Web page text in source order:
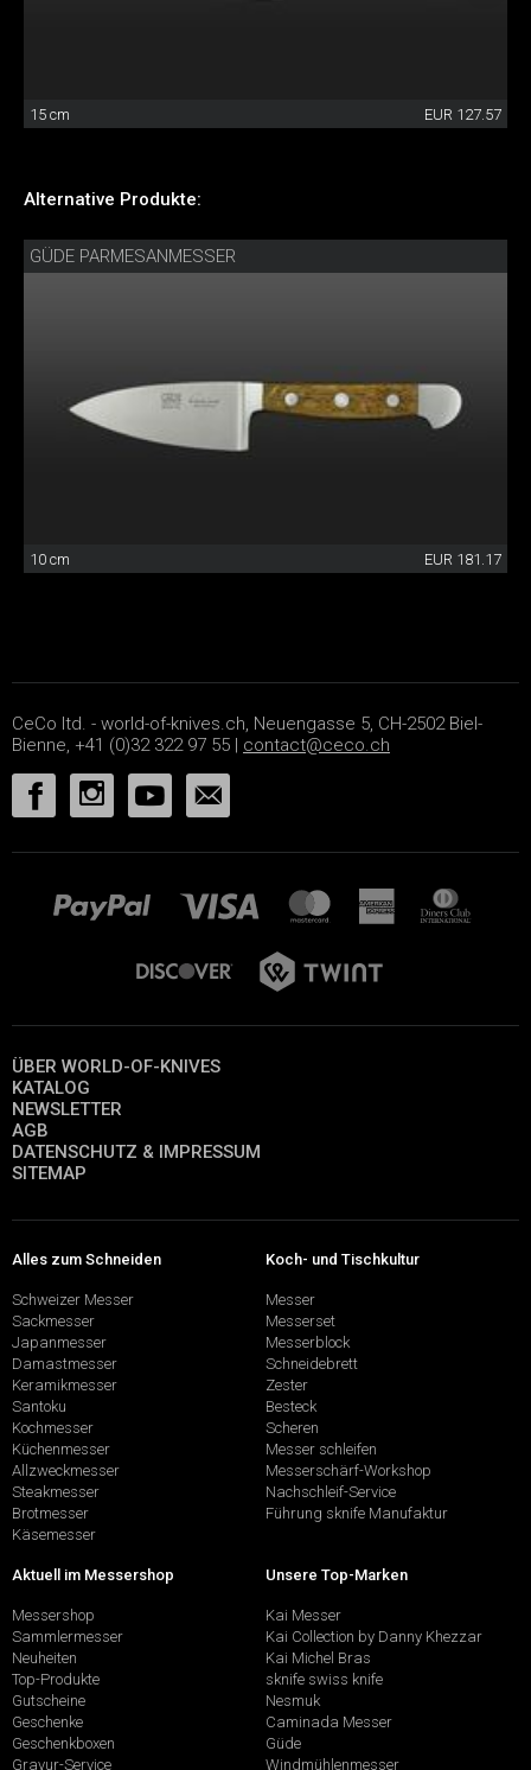
15 cm EUR 127.57
Alternative Produkte:
GÜDE PARMESANMESSER
10 cm EUR 181.17
CeCo ltd. - world-of-knives.ch, Neuengasse 5, CH-2502 Biel-
Bienne, +41 (0)32 322 97 55 | contact@ceco.ch
ÜBER WORLD-OF-KNIVES
KATALOG
NEWSLETTER
AGB
DATENSCHUTZ & IMPRESSUM
SITEMAP
Alles zum Schneiden
Schweizer Messer
Sackmesser
Japanmesser
Damastmesser
Keramikmesser
Santoku
Kochmesser
Küchenmesser
Allzweckmesser
Steakmesser
Brotmesser
Käsemesser
Koch- und Tischkultur
Messer
Messerset
Messerblock
Schneidebrett
Zester
Besteck
Scheren
Messer schleifen
Messerschärf-Workshop
Nachschleif-Service
Führung sknife Manufaktur
Aktuell im Messershop
Messershop
Sammlermesser
Neuheiten
Top-Produkte
Gutscheine
Geschenke
Geschenkboxen
Gravur-Service
Unsere Top-Marken
Kai Messer
Kai Collection by Danny Khezzar
Kai Michel Bras
sknife swiss knife
Nesmuk
Caminada Messer
Güde
Windmühlenmesser